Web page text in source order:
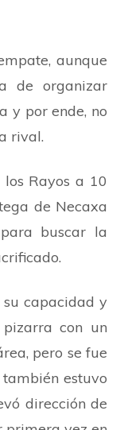
aunque
de organizar
y por ende, no
rival.
Rayos a 10
de Necaxa
buscar la
capacidad y
con un
pero se fue
estuvo
dirección de